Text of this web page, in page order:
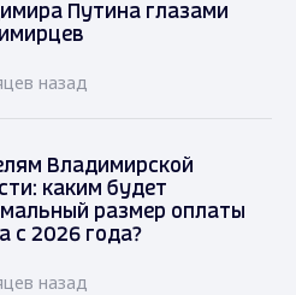
Путина глазами
назад
Владимирской
каким будет
размер оплаты
с 2026 года?
назад